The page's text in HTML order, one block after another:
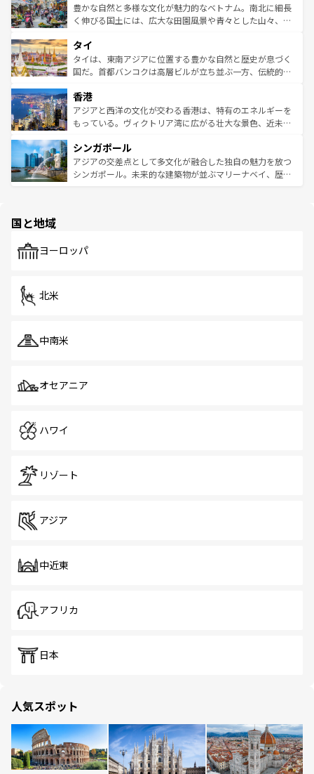
が味わえる。 なお、新着の台湾情報は コンテンツ一覧を参
照してほしい。
できる。そして、キムチや焼肉、絶品のストリートフード
まで、さまざまな韓国料理が待っている。夜には、韓国な
リティに包まれながら、韓国の多彩な魅力を心ゆくまで味
わってみてほしい。 なお、新着の韓国情報はコンテンツ一
覧を参照してほしい。
豊かな自然と多様な文化が魅力的なベトナム。南北に細長
く伸びる国土には、広大な田園風景や青々とした山々、世
急速な発展と共に伝統が息づく。ハノイの古い町並みやホ
ーチミン市のフランス統治時代の建物も、独特の雰囲気を
醸し出している。また、バラエティの豊かさとおいしさで
とつ。フォーやバインミー、ベトナムコーヒーなどは、ぜ
ひ現地で味わいたい。どの地域を訪れてもあたたかい人々
が旅行者を迎えてくれるので、きっと忘れられない旅にな
参照してほしい。
タイ
タイは、東南アジアに位置する豊かな自然と歴史が息づく
国だ。首都バンコクは高層ビルが立ち並ぶ一方、伝統的な
の活気が交差している。北部ではチェンマイなどの山岳地
帯で自然と触れ合い、南部ではプーケットやクラビの美し
いビーチでリゾート気分を楽しむことができる。タイ料理
激する。気候は一年中温暖で、どの季節にも異なる楽しみ
が待っている。親しみやすいタイの人々、仏教を中心とし
た文化、そして多様な観光資源が、訪れる旅人を魅了し続
香港
アジアと西洋の文化が交わる香港は、特有のエネルギーを
もっている。ヴィクトリア湾に広がる壮大な景色、近未来
み、どこを訪れても感動するはず。観光スポットが密集し
ており、効率よく見どころを回れるのも魅力。息をのむよ
うな絶景から文化的な体験まで、香港を存分に楽しみ尽く
シンガポール
アジアの交差点として多文化が融合した独自の魅力を放つ
シンガポール。未来的な建築物が並ぶマリーナベイ、歴史
で、ホーカーズは地元の風情を楽しめる外せないスポット
国と地域
ヨーロッパ
北米
中南米
オセアニア
ハワイ
リゾート
アジア
中近東
アフリカ
日本
人気スポット